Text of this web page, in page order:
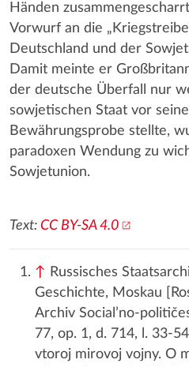
Händen
Vorwurf an die
Deutschland und der
Damit meinte er
der deutsche Überfall nur
sowjetischen Staat vor
Bewährungsprobe stellte,
paradoxen Wendung zu
Sowjetunion.
Text: CC BY-SA 4.0
↑ Russisches
Geschichte, Moskau
Archiv Social’no-
77, op. 1, d. 714, l. 33-
vtoroj mirovoj vojny. O